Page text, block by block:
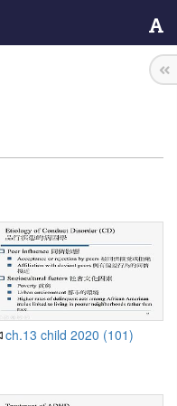
ch.13 child 2020 (101)